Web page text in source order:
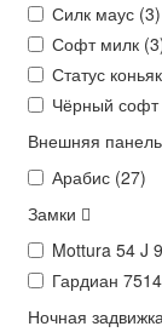
Силк маус (3)
Софт милк (3
Статус
Чёрный софт
Внешняя панель
Арабис (27)
Замки
Mottura 54 J
Гардиан
Ночная